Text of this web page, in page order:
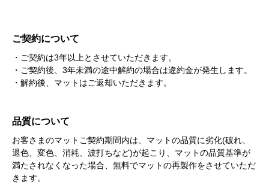
ご契約について
・ご契約は3年以上とさせていただきます。
・ご契約後、3年未満の途中解約の場合は違約金が発生します。
・解約後、マットはご返却いただきます。
品質について
お客さまのマットご契約期間内は、マットの品質に劣化(破れ、
退色、変色、消耗、波打ちなど)が起こり、マットの品質基準が
満たされなくなった場合、無料でマットの再製作をさせていただ
きます。